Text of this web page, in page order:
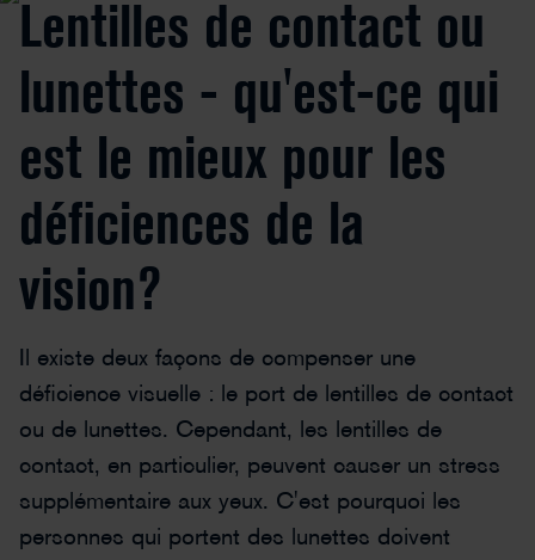
Lentilles de contact ou
lunettes - qu'est-ce qui
est le mieux pour les
déficiences de la
vision?
Il existe deux façons de compenser une
déficience visuelle : le port de lentilles de contact
ou de lunettes. Cependant, les lentilles de
contact, en particulier, peuvent causer un stress
supplémentaire aux yeux. C'est pourquoi les
personnes qui portent des lunettes doivent